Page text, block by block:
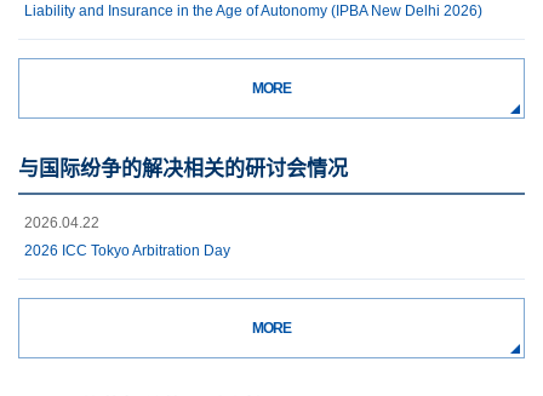
Liability and Insurance in the Age of Autonomy (IPBA New Delhi 2026)
MORE
与国际纷争的解决相关的研讨会情况
2026.04.22
2026 ICC Tokyo Arbitration Day
MORE